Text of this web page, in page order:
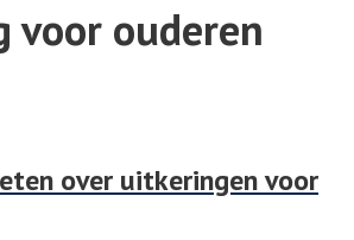
voor ouderen
over uitkeringen voor